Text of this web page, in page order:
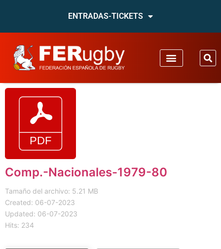
ENTRADAS-TICKETS
Comp.-Nacionales-1979-80
Tamaño del archivo: 5.21 MB
Created: 06-07-2023
Updated: 06-07-2023
Hits: 234